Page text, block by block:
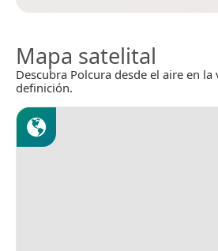
Mapa satelital
Descubra Polcura desde el aire en
definición.